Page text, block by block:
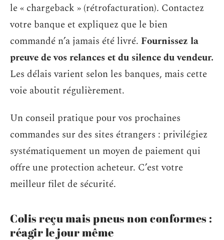
le « chargeback » (rétrofacturation). Contactez
votre banque et expliquez que le bien
commandé n’a jamais été livré. Fournissez la
preuve de vos relances et du silence du vendeur.
Les délais varient selon les banques, mais cette
voie aboutit régulièrement.
Un conseil pratique pour vos prochaines
commandes sur des sites étrangers : privilégiez
systématiquement un moyen de paiement qui
offre une protection acheteur. C’est votre
meilleur filet de sécurité.
Colis reçu mais pneus non conformes :
réagir le jour même